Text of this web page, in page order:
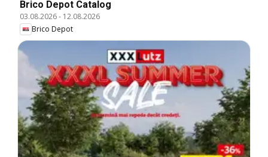
Brico Depot Catalog
03.08.2026- 12.08.2026
Brico Depot